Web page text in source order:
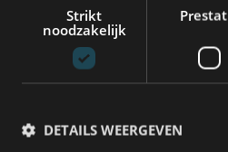
Strikt
noodzakelijk
DETAILS WEERGEVEN